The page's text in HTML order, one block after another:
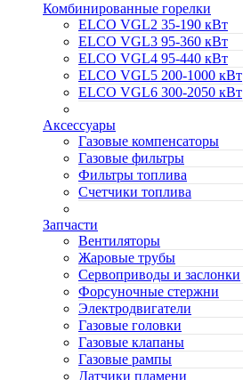
Комбинированные горелки
ELCO VGL2 35-190 кВт
ELCO VGL3 95-360 кВт
ELCO VGL4 95-440 кВт
ELCO VGL5 200-1000 кВт
ELCO VGL6 300-2050 кВт
Аксессуары
Газовые компенсаторы
Газовые фильтры
Фильтры топлива
Счетчики топлива
Запчасти
Вентиляторы
Жаровые трубы
Сервоприводы и заслонки
Форсуночные стержни
Электродвигатели
Газовые головки
Газовые клапаны
Газовые рампы
Датчики пламени